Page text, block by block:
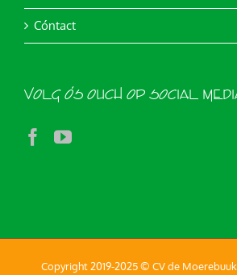
Cóntact
VOLG ÓS OUCH OP SOCIAL
Copyright 2019-2025 © CV de